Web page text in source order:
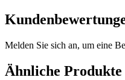
Melden Sie sich an, um eine
Ähnliche Produkte